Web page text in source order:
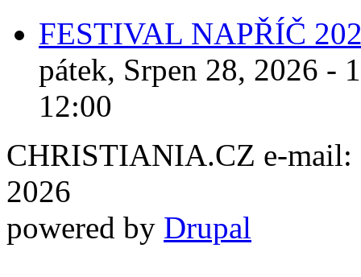
FESTIVAL NAPŘÍČ
pátek, Srpen 28, 2026 -
12:00
CHRISTIANIA.CZ e-mail:
2026
powered by Drupal